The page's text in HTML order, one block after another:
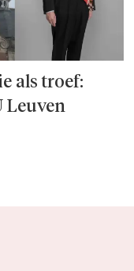
als troef:
Leuven